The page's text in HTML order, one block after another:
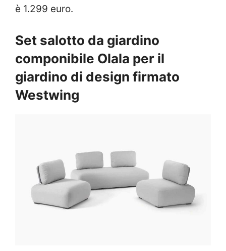
è 1.299 euro.
Set salotto da giardino
componibile Olala per il
giardino di design firmato
Westwing